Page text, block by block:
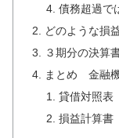
債務超過で
どのような損
３期分の決算
まとめ 金融
貸借対照表
損益計算書